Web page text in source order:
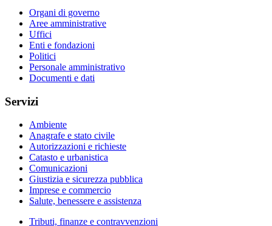
Organi di governo
Aree amministrative
Uffici
Enti e fondazioni
Politici
Personale amministrativo
Documenti e dati
Servizi
Ambiente
Anagrafe e stato civile
Autorizzazioni e richieste
Catasto e urbanistica
Comunicazioni
Giustizia e sicurezza pubblica
Imprese e commercio
Salute, benessere e assistenza
Tributi, finanze e contravvenzioni